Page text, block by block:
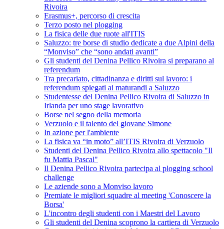
Rivoira
Erasmus+, percorso di crescita
Terzo posto nel plogging
La fisica delle due ruote all'ITIS
Saluzzo: tre borse di studio dedicate a due Alpini della
“Monviso” che “sono andati avanti”
Gli studenti del Denina Pellico Rivoira si preparano al
referendum
Tra precariato, cittadinanza e diritti sul lavoro: i
referendum spiegati ai maturandi a Saluzzo
Studentesse del Denina Pellico Rivoira di Saluzzo in
Irlanda per uno stage lavorativo
Borse nel segno della memoria
Verzuolo e il talento del giovane Simone
In azione per l'ambiente
La fisica va “in moto” all’ITIS Rivoira di Verzuolo
Studenti del Denina Pellico Rivoira allo spettacolo "Il
fu Mattia Pascal"
Il Denina Pellico Rivoira partecipa al plogging school
challenge
Le aziende sono a Monviso lavoro
Premiate le migliori squadre al meeting 'Conoscere la
Borsa'
L'incontro degli studenti con i Maestri del Lavoro
Gli studenti del Denina scoprono la cartiera di Verzuolo